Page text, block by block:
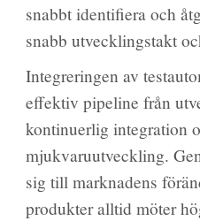
snabbt identifiera och
snabb utvecklingstakt
Integreringen av
effektiv pipeline från
kontinuerlig integration
mjukvaruutveckling.
sig till marknadens
produkter alltid möter